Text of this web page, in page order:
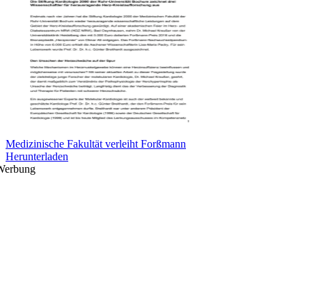
Medizinische Fakultät verleiht Forßmann
Herunterladen